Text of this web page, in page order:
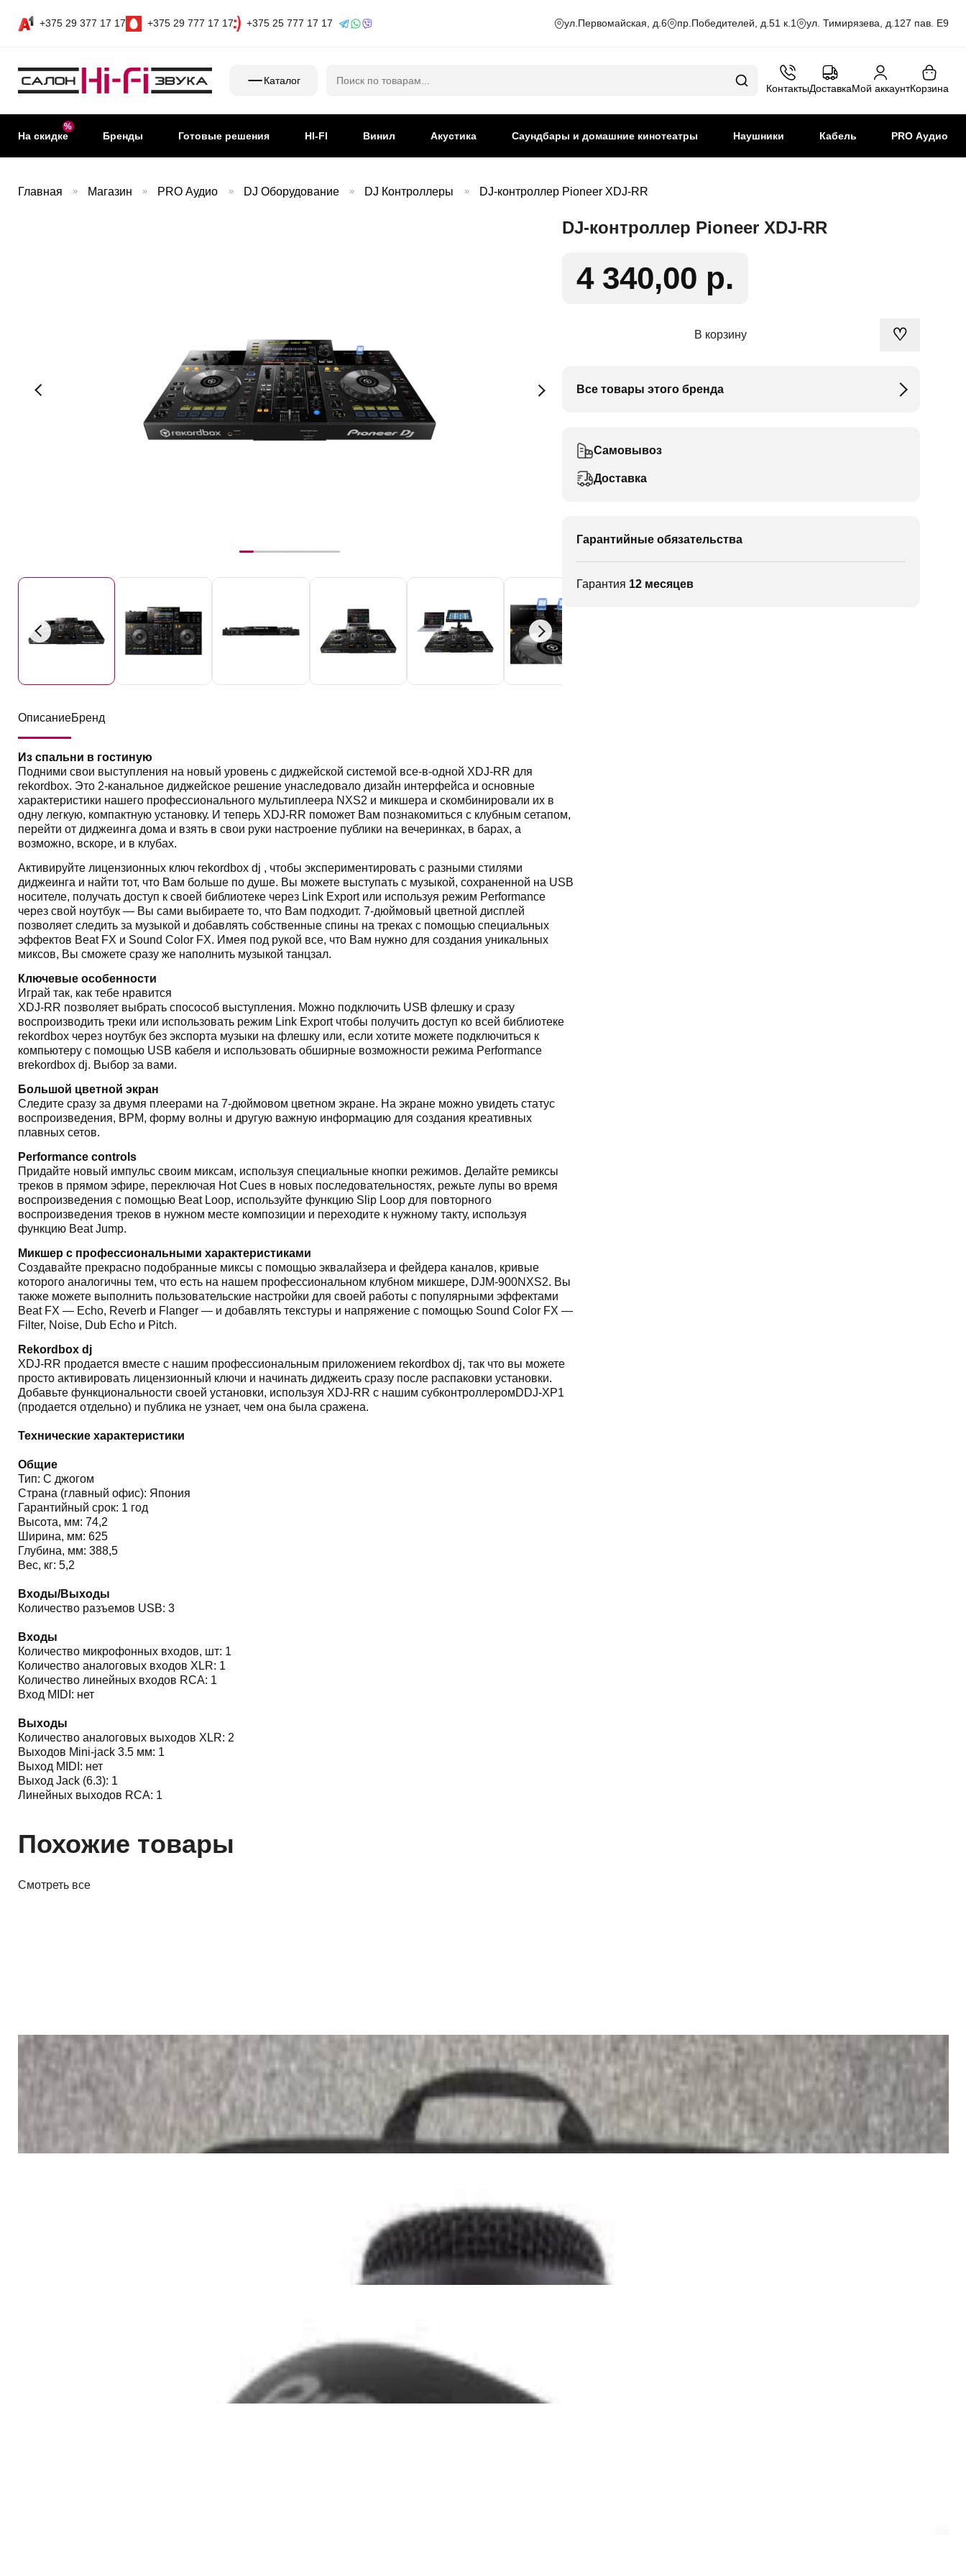
+375 29 377 17 17 +375 29 777 17 17 +375 25 777 17 17 ул.Первомайская, д.6 пр.Победителей, д.51 к.1 ул. Тимирязева, д.127 пав. Е9
Каталог
КонтактыДоставкаМой аккаунтКорзина
На скидке Бренды Готовые решения HI-FI Винил Акустика Саундбары и домашние кинотеатры Наушники Кабель PRO Аудио
Главная » Магазин » PRO Аудио » DJ Оборудование » DJ Контроллеры » DJ-контроллер Pioneer XDJ-RR
DJ-контроллер Pioneer XDJ-RR
4 340,00 р.
В корзину ♡
Все товары этого бренда
Самовывоз
Доставка
Гарантийные обязательства
Гарантия 12 месяцев
ОписаниеБренд
Из спальни в гостиную
Подними свои выступления на новый уровень с диджейской системой все-в-одной XDJ-RR для
rekordbox. Это 2-канальное диджейское решение унаследовало дизайн интерфейса и основные
характеристики нашего профессионального мультиплеера NXS2 и микшера и скомбинировали их в
одну легкую, компактную установку. И теперь XDJ-RR поможет Вам познакомиться с клубным сетапом,
перейти от диджеинга дома и взять в свои руки настроение публики на вечеринках, в барах, а
возможно, вскоре, и в клубах.
Активируйте лицензионных ключ rekordbox dj , чтобы экспериментировать с разными стилями
диджеинга и найти тот, что Вам больше по душе. Вы можете выступать с музыкой, сохраненной на USB
носителе, получать доступ к своей библиотеке через Link Export или используя режим Performance
через свой ноутбук — Вы сами выбираете то, что Вам подходит. 7-дюймовый цветной дисплей
позволяет следить за музыкой и добавлять собственные спины на треках с помощью специальных
эффектов Beat FX и Sound Color FX. Имея под рукой все, что Вам нужно для создания уникальных
миксов, Вы сможете сразу же наполнить музыкой танцзал.
Ключевые особенности
Играй так, как тебе нравится
XDJ-RR позволяет выбрать спосособ выступления. Можно подключить USB флешку и сразу
воспроизводить треки или использовать режим Link Export чтобы получить доступ ко всей библиотеке
rekordbox через ноутбук без экспорта музыки на флешку или, если хотите можете подключиться к
компьютеру с помощью USB кабеля и использовать обширные возможности режима Performance
вrekordbox dj. Выбор за вами.
Большой цветной экран
Следите сразу за двумя плеерами на 7-дюймовом цветном экране. На экране можно увидеть статус
воспроизведения, BPM, форму волны и другую важную информацию для создания креативных
плавных сетов.
Performance controls
Придайте новый импульс своим миксам, используя специальные кнопки режимов. Делайте ремиксы
треков в прямом эфире, переключая Hot Cues в новых последовательностях, режьте лупы во время
воспроизведения с помощью Beat Loop, используйте функцию Slip Loop для повторного
воспроизведения треков в нужном месте композиции и переходите к нужному такту, используя
функцию Beat Jump.
Микшер с профессиональными характеристиками
Создавайте прекрасно подобранные миксы с помощью эквалайзера и фейдера каналов, кривые
которого аналогичны тем, что есть на нашем профессиональном клубном микшере, DJM-900NXS2. Вы
также можете выполнить пользовательские настройки для своей работы с популярными эффектами
Beat FX — Echo, Reverb и Flanger — и добавлять текстуры и напряжение с помощью Sound Color FX —
Filter, Noise, Dub Echo и Pitch.
Rekordbox dj
XDJ-RR продается вместе с нашим профессиональным приложением rekordbox dj, так что вы можете
просто активировать лицензионный ключи и начинать диджеить сразу после распаковки установки.
Добавьте функциональности своей установки, используя XDJ-RR с нашим субконтроллеромDDJ-XP1
(продается отдельно) и публика не узнает, чем она была сражена.
Технические характеристики
Общие
Тип: С джогом
Страна (главный офис): Япония
Гарантийный срок: 1 год
Высота, мм: 74,2
Ширина, мм: 625
Глубина, мм: 388,5
Вес, кг: 5,2
Входы/Выходы
Количество разъемов USB: 3
Входы
Количество микрофонных входов, шт: 1
Количество аналоговых входов XLR: 1
Количество линейных входов RCA: 1
Вход MIDI: нет
Выходы
Количество аналоговых выходов XLR: 2
Выходов Mini-jack 3.5 мм: 1
Выход MIDI: нет
Выход Jack (6.3): 1
Линейных выходов RCA: 1
Похожие товары
Смотреть все
PRO Аудио
Кейс Pioneer DDJ
120,00 р.